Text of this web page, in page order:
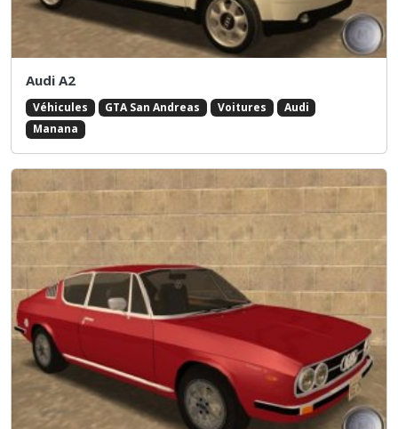
Audi A2
Véhicules GTA San Andreas Voitures
Audi
Manana